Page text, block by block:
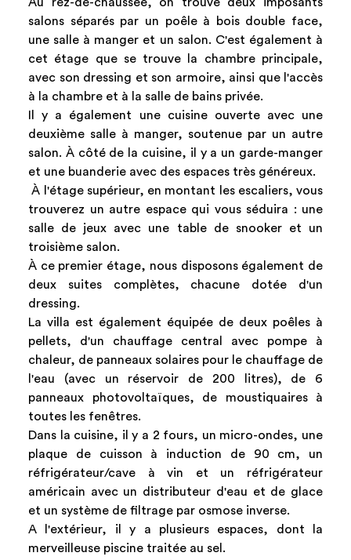
Au rez-de-chaussée, on trouve deux imposants
salons séparés par un poêle à bois double face,
une salle à manger et un salon. C'est également à
cet étage que se trouve la chambre principale,
avec son dressing et son armoire, ainsi que l'accès
à la chambre et à la salle de bains privée.
Il y a également une cuisine ouverte avec une
deuxième salle à manger, soutenue par un autre
salon. À côté de la cuisine, il y a un garde-manger
et une buanderie avec des espaces très généreux.
À l'étage supérieur, en montant les escaliers, vous
trouverez un autre espace qui vous séduira : une
salle de jeux avec une table de snooker et un
troisième salon.
À ce premier étage, nous disposons également de
deux suites complètes, chacune dotée d'un
dressing.
La villa est également équipée de deux poêles à
pellets, d'un chauffage central avec pompe à
chaleur, de panneaux solaires pour le chauffage de
l'eau (avec un réservoir de 200 litres), de 6
panneaux photovoltaïques, de moustiquaires à
toutes les fenêtres.
Dans la cuisine, il y a 2 fours, un micro-ondes, une
plaque de cuisson à induction de 90 cm, un
réfrigérateur/cave à vin et un réfrigérateur
américain avec un distributeur d'eau et de glace
et un système de filtrage par osmose inverse.
A l'extérieur, il y a plusieurs espaces, dont la
merveilleuse piscine traitée au sel.